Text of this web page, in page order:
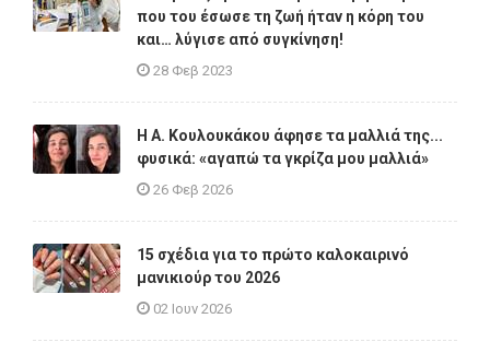
που του έσωσε τη ζωή ήταν η κόρη του
και… λύγισε από συγκίνηση!
28 Φεβ 2023
Η A. Κουλουκάκου άφησε τα μαλλιά της...
φυσικά: «αγαπώ τα γκρίζα μου μαλλιά»
26 Φεβ 2026
15 σχέδια για το πρώτο καλοκαιρινό
μανικιούρ του 2026
02 Ιουν 2026